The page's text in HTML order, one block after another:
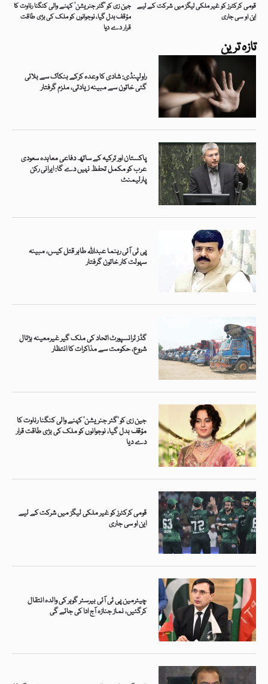
تازہ ترین
راولپنڈی: شادی کا وعدہ کرکے بنکاک سے بلائی
گئی خاتون سے مبینہ زیادتی، ملزم گرفتار
پاکستان اور ترکیہ کے ساتھ دفاعی معاہدہ سعودی
عرب کو مکمل تحفظ نہیں دے گا: ایرانی رکن
پارلیمنٹ
پی ٹی آئی رہنما عبداللہ طاہر قتل کیس، مبینہ
سہولت کار خاتون گرفتار
گڈز ٹرانسپورٹ اتحاد کی ملک گیر غیرمعینہ ہڑتال
شروع، حکومت سے مذاکرات کا انتظار
جین زی کو ’گٹر جنریشن‘ کہنے والی کنگنا رناوت کا
مؤقف بدل گیا، نوجوانوں کو ملک کی بڑی طاقت قرار
دے دیا
قومی کرکٹرز کو غیر ملکی لیگز میں شرکت کے لیے
این او سی جاری
چیئرمین پی ٹی آئی بیرسٹر گوہر کی والدہ انتقال
کرگئیں، نماز جنازہ آج ادا کی جائے گی
جین زی کو ’گٹر جنریشن‘ کہنے والی کنگنا رناوت کا
مؤقف بدل گیا، نوجوانوں کو ملک کی بڑی طاقت
قرار دے دیا
قومی کرکٹرز کو غیر ملکی لیگز میں شرکت کے لیے
این او سی جاری